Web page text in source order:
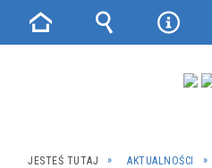
JESTEŚ TUTAJ AKTUALNOŚCI
Strona